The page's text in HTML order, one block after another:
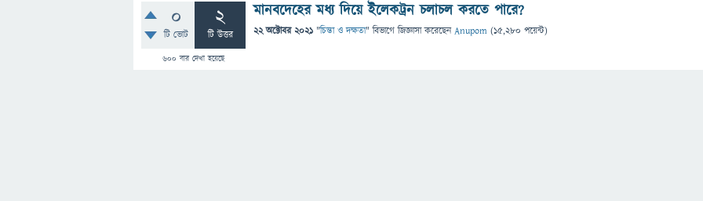
0
টি ভোট
2
টি উত্তর
600 বার দেখা হয়েছে
মানবদেহের মধ্য দিয়ে ইলেকট্রন চলাচল করতে পারে?
22 অক্টোবর 2021 "চিন্তা ও দক্ষতা" বিভাগে জিজ্ঞাসাকরেছেনAnupom (15,280 পয়েন্ট)